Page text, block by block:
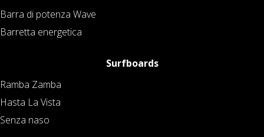
Barra di potenza Wave
Barretta energetica
Surfboards
Ramba Zamba
Hasta La Vista
Senza naso